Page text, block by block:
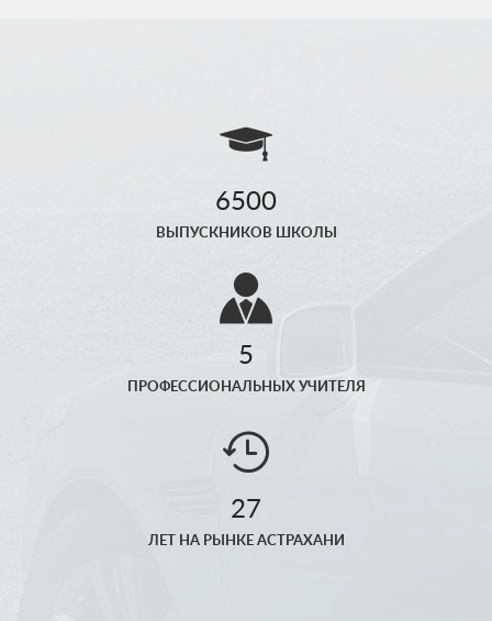
6500
ВЫПУСКНИКОВ ШКОЛЫ
5
ПРОФЕССИОНАЛЬНЫХ УЧИТЕЛЯ
27
ЛЕТ НА РЫНКЕ АСТРАХАНИ